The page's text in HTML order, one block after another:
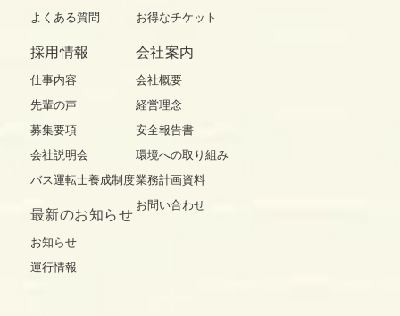
よくある質問
お得なチケット
採用情報
仕事内容
先輩の声
募集要項
会社説明会
バス運転士養成制度
最新のお知らせ
お知らせ
運行情報
会社案内
会社概要
経営理念
安全報告書
環境への取り組み
業務計画資料
お問い合わせ